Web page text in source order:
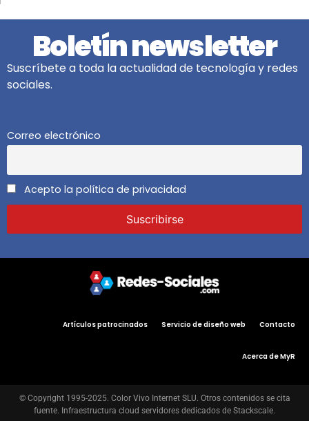
Boletín newsletter
Suscríbete a toda la actualidad de tecnología y redes
sociales.
Correo electrónico
Acepto la política de privacidad
Artículos patrocinados Servicio de diseño web Contacto
Acerca de MyR
© Copyright 1995-2025. Color Vivo Internet SLU. Otros contenidos se cita
fuente. Infraestructura cloud servidores dedicados de Stackscale.